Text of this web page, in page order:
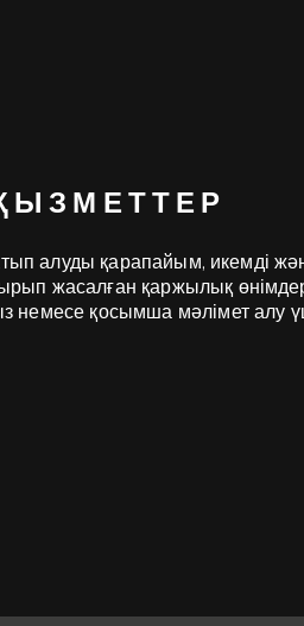
алуды қарапайым, икемді
жасалған қаржылық
немесе қосымша мәлімет алу